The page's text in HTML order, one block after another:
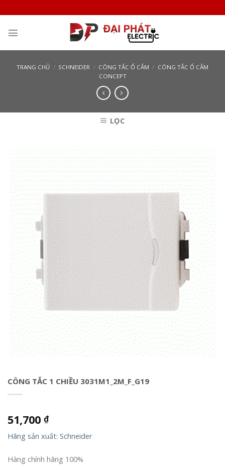
to
content
TRANG CHỦ / SCHNEIDER / CÔNG TẮC Ổ CẮM / CÔNG TẮC Ổ CẮM
CONCEPT
LỌC
CÔNG TẮC 1 CHIỀU 3031M1_2M_F_G19
51,700 ₫
Hãng sản xuất: Schneider
Hàng chính hãng 100%